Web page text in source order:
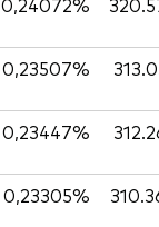
0,23507%
0,23447%
0,23305%